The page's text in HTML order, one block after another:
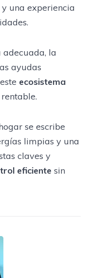
una experiencia
adecuada, la
ayudas
ecosistema
se escribe
limpias y una
claves y
eficiente sin